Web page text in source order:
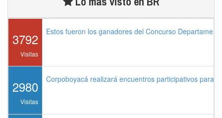
3792
Visitas
Estos fueron los ganadores del Concurso
2980
Visitas
Corpoboyacá realizará encuentros participativos para